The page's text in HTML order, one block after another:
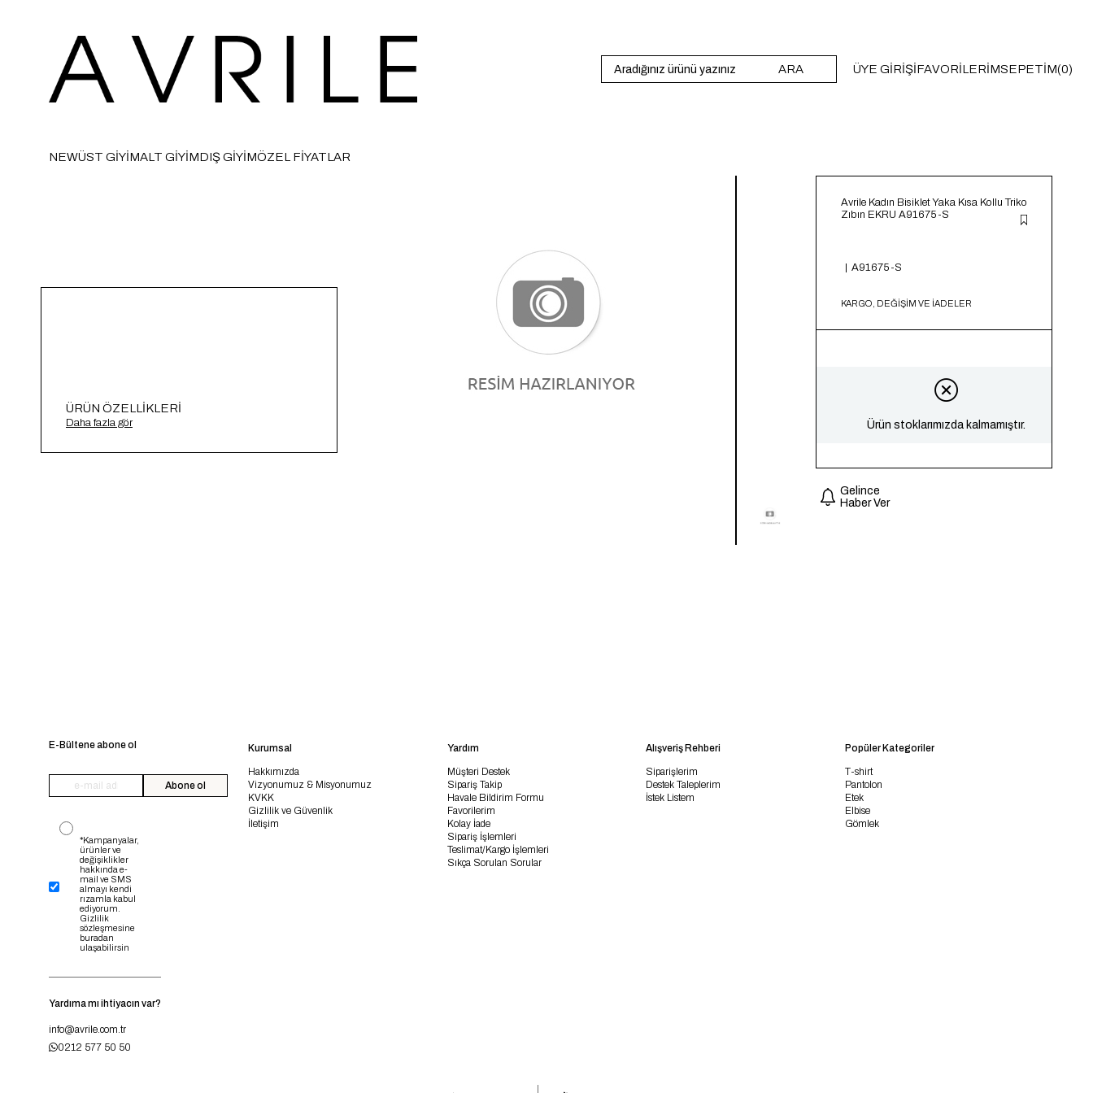
ARA ÜYE GIRIŞIFAVORILERIMSEPETIM 0
NEWÜST GİYİMALT GİYİMDIŞ GİYİMÖZEL FİYATLAR
ÜRÜN ÖZELLIKLERI
Bisiklet Yaka Kısa Kollu Triko Zıbın A91675-S
Daha fazla gör
Avrile Kadın Bisiklet Yaka Kısa Kollu Triko
Zıbın EKRU A91675-S
A91675-S
KARGO, DEĞİŞİM VE İADELER
Ürün stoklarımızda kalmamıştır.
Gelince
Haber Ver
E-Bültene abone ol
Abone ol
*Kampanyalar,
ürünler ve
değişiklikler
hakkında e-
mail ve SMS
almayı kendi
rızamla kabul
ediyorum.
Gizlilik
sözleşmesine
buradan
ulaşabilirsin
Yardıma mı ihtiyacın var?
info@avrile.com.tr
0212 577 50 50
Kurumsal
Hakkımızda
Vizyonumuz & Misyonumuz
KVKK
Gizlilik ve Güvenlik
İletişim
Yardım
Müşteri Destek
Sipariş Takip
Havale Bildirim Formu
Favorilerim
Kolay İade
Sipariş İşlemleri
Teslimat/Kargo İşlemleri
Sıkça Sorulan Sorular
Alışveriş Rehberi
Siparişlerim
Destek Taleplerim
İstek Listem
Popüler Kategoriler
T-shirt
Pantolon
Etek
Elbise
Gömlek